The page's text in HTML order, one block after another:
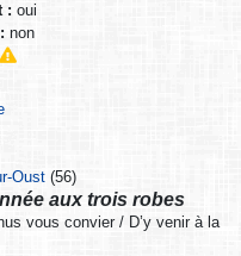
: oui
non
Oust (56)
aux trois robes
vous convier / D’y venir à la